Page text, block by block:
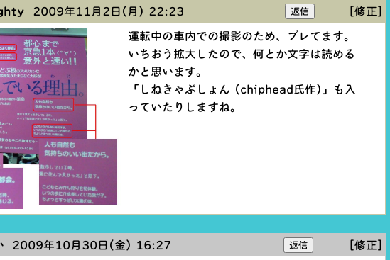
2009年11月2日(月) 22:23 [修正]
運転中の車内での撮影のため、ブレてます。
いちおう拡大したので、何とか文字は読める
かと思います。
「しねきゃぷしょん (chiphead氏作)」も入
っていたりしますね。
2009年10月30日(金) 16:27 [修正]